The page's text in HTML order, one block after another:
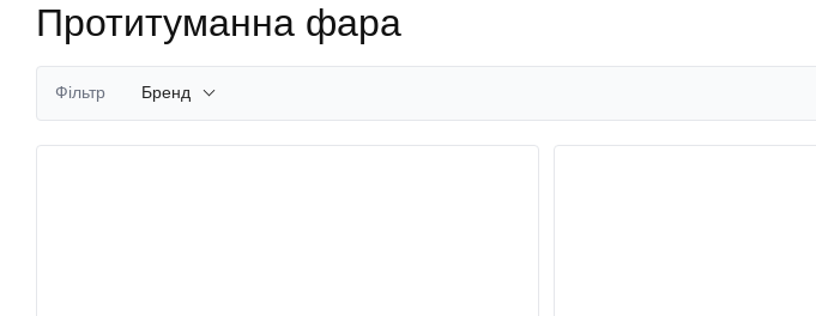
Протитуманна фара
Фільтр Бренд